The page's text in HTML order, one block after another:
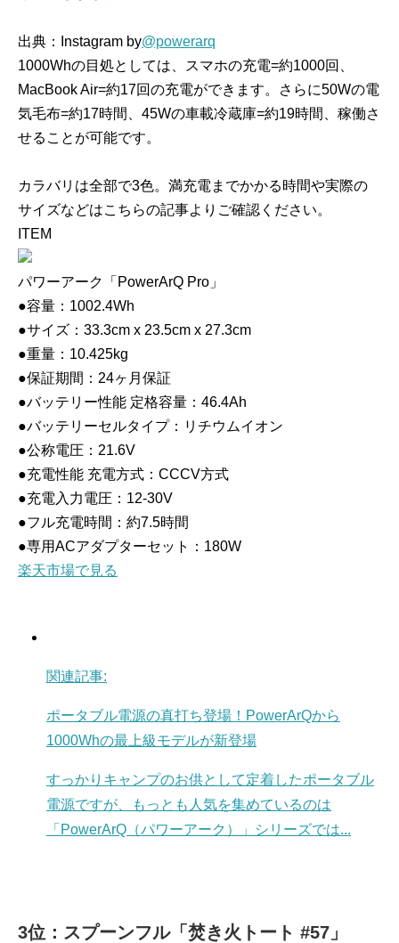
出典：Instagram by@powerarq
1000Whの目処としては、スマホの充電=約1000回、
MacBook Air=約17回の充電ができます。さらに50Wの電
気毛布=約17時間、45Wの車載冷蔵庫=約19時間、稼働さ
せることが可能です。
カラバリは全部で3色。満充電までかかる時間や実際の
サイズなどはこちらの記事よりご確認ください。
ITEM
パワーアーク「PowerArQ Pro」
●容量：1002.4Wh
●サイズ：33.3cm x 23.5cm x 27.3cm
●重量：10.425kg
●保証期間：24ヶ月保証
●バッテリー性能 定格容量：46.4Ah
●バッテリーセルタイプ：リチウムイオン
●公称電圧：21.6V
●充電性能 充電方式：CCCV方式
●充電入力電圧：12-30V
●フル充電時間：約7.5時間
●専用ACアダプターセット：180W
楽天市場で見る
関連記事:
ポータブル電源の真打ち登場！PowerArQから
1000Whの最上級モデルが新登場
すっかりキャンプのお供として定着したポータブル
電源ですが、もっとも人気を集めているのは
「PowerArQ（パワーアーク）」シリーズでは...
3位：スプーンフル「焚き火トート #57」